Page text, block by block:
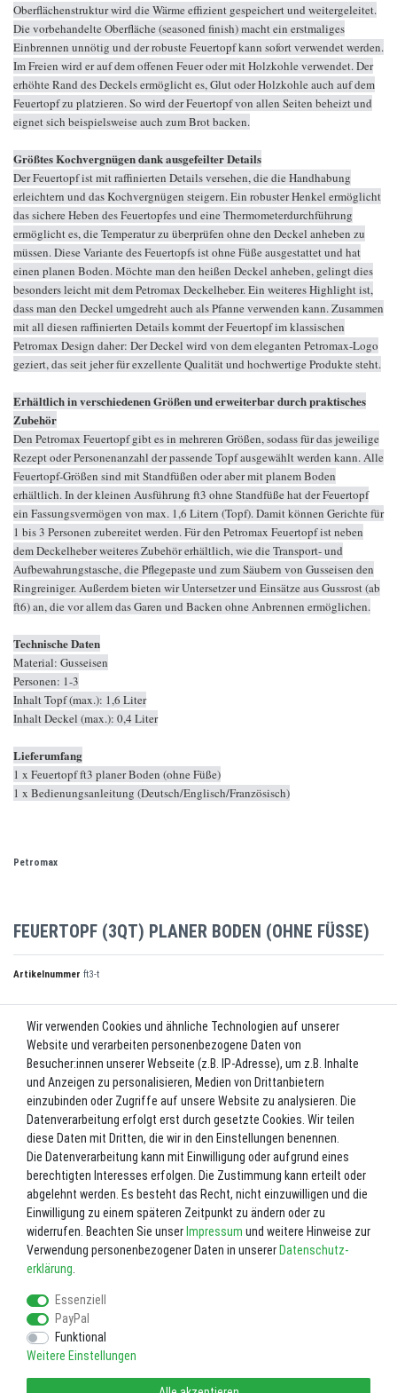
Oberflächenstruktur wird die Wärme effizient gespeichert und weitergeleitet.
Die vorbehandelte Oberfläche (seasoned finish) macht ein erstmaliges
Einbrennen unnötig und der robuste Feuertopf kann sofort verwendet werden.
Im Freien wird er auf dem offenen Feuer oder mit Holzkohle verwendet. Der
erhöhte Rand des Deckels ermöglicht es, Glut oder Holzkohle auch auf dem
Feuertopf zu platzieren. So wird der Feuertopf von allen Seiten beheizt und
eignet sich beispielsweise auch zum Brot backen.
Größtes Kochvergnügen dank ausgefeilter Details
Der Feuertopf ist mit raffinierten Details versehen, die die Handhabung
erleichtern und das Kochvergnügen steigern. Ein robuster Henkel ermöglicht
das sichere Heben des Feuertopfes und eine Thermometerdurchführung
ermöglicht es, die Temperatur zu überprüfen ohne den Deckel anheben zu
müssen. Diese Variante des Feuertopfs ist ohne Füße ausgestattet und hat
einen planen Boden. Möchte man den heißen Deckel anheben, gelingt dies
besonders leicht mit dem Petromax Deckelheber. Ein weiteres Highlight ist,
dass man den Deckel umgedreht auch als Pfanne verwenden kann. Zusammen
mit all diesen raffinierten Details kommt der Feuertopf im klassischen
Petromax Design daher: Der Deckel wird von dem eleganten Petromax-Logo
geziert, das seit jeher für exzellente Qualität und hochwertige Produkte steht.
Erhältlich in verschiedenen Größen und erweiterbar durch praktisches
Zubehör
Den Petromax Feuertopf gibt es in mehreren Größen, sodass für das jeweilige
Rezept oder Personenanzahl der passende Topf ausgewählt werden kann. Alle
Feuertopf-Größen sind mit Standfüßen oder aber mit planem Boden
erhältlich. In der kleinen Ausführung ft3 ohne Standfüße hat der Feuertopf
ein Fassungsvermögen von max. 1,6 Litern (Topf). Damit können Gerichte für
1 bis 3 Personen zubereitet werden. Für den Petromax Feuertopf ist neben
dem Deckelheber weiteres Zubehör erhältlich, wie die Transport- und
Aufbewahrungstasche, die Pflegepaste und zum Säubern von Gusseisen den
Ringreiniger. Außerdem bieten wir Untersetzer und Einsätze aus Gussrost (ab
ft6) an, die vor allem das Garen und Backen ohne Anbrennen ermöglichen.
Technische Daten
Material: Gusseisen
Personen: 1-3
Inhalt Topf (max.): 1,6 Liter
Inhalt Deckel (max.): 0,4 Liter
Lieferumfang
1 x Feuertopf ft3 planer Boden (ohne Füße)
1 x Bedienungsanleitung (Deutsch/Englisch/Französisch)
Petromax
FEUERTOPF (3QT) PLANER BODEN (OHNE FÜSSE)
Artikelnummer ft3-t
UVP 54,99 €
49,49 EUR*
Lieferzeit ca. 2-3 Werktage.
In den Warenkorb
Wunschliste
* inkl. ges. MwSt. zzgl. Versandkosten
Impressum
Wir verwenden Cookies und ähnliche Technologien auf unserer
Website und verarbeiten personenbezogene Daten von
Besucher:innen unserer Webseite (z.B. IP-Adresse), um z.B. Inhalte
und Anzeigen zu personalisieren, Medien von Drittanbietern
einzubinden oder Zugriffe auf unsere Website zu analysieren. Die
Datenverarbeitung erfolgt erst durch gesetzte Cookies. Wir teilen
diese Daten mit Dritten, die wir in den Einstellungen benennen.
Die Datenverarbeitung kann mit Einwilligung oder aufgrund eines
berechtigten Interesses erfolgen. Die Zustimmung kann erteilt oder
abgelehnt werden. Es besteht das Recht, nicht einzuwilligen und die
Einwilligung zu einem späteren Zeitpunkt zu ändern oder zu
widerrufen. Beachten Sie unser Impressum und weitere Hinweise zur
Verwendung personenbezogener Daten in unserer Daten­schutz­
erklärung
Essenziell
PayPal
Funktional
Weitere Einstellungen